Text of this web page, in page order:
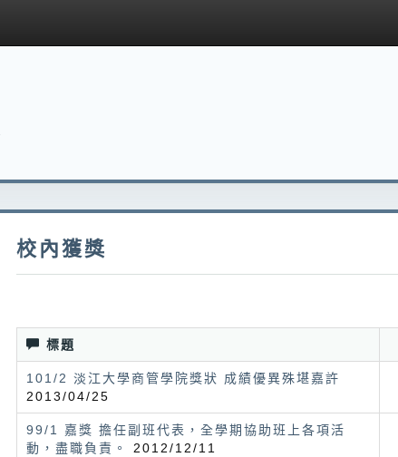
校內獲獎
標題
101/2 淡江大學商管學院獎狀 成績優異殊堪嘉許
2013/04/25
99/1 嘉獎 擔任副班代表，全學期協助班上各項活
動，盡職負責。 2012/12/11